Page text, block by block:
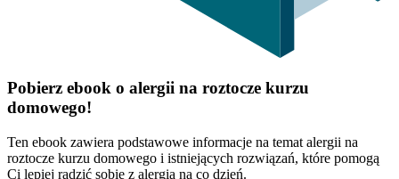
Pobierz ebook o alergii na roztocze kurzu
domowego!
Ten ebook zawiera podstawowe informacje na temat alergii na
roztocze kurzu domowego i istniejących rozwiązań, które pomogą
Ci lepiej radzić sobie z alergią na co dzień.